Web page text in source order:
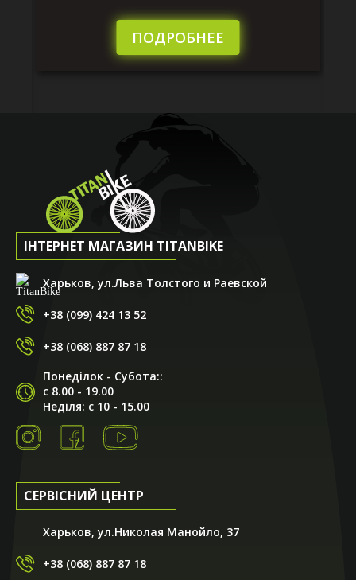
ПОДРОБНЕЕ
ІНТЕРНЕТ МАГАЗИН TITANBIKE
Харьков, ул.Льва Толстого и Раевской
+38 (099) 424 13 52
+38 (068) 887 87 18
Понеділок - Субота::
с 8.00 - 19.00
Неділя: с 10 - 15.00
СЕРВІСНИЙ ЦЕНТР
Харьков, ул.Николая Манойло, 37
+38 (068) 887 87 18